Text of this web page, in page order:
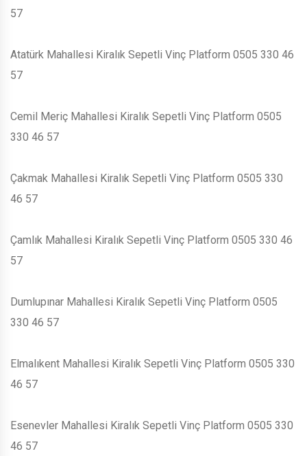
57
Atatürk Mahallesi Kiralık Sepetli Vinç Platform 0505 330 46
57
Cemil Meriç Mahallesi Kiralık Sepetli Vinç Platform 0505
330 46 57
Çakmak Mahallesi Kiralık Sepetli Vinç Platform 0505 330
46 57
Çamlık Mahallesi Kiralık Sepetli Vinç Platform 0505 330 46
57
Dumlupınar Mahallesi Kiralık Sepetli Vinç Platform 0505
330 46 57
Elmalıkent Mahallesi Kiralık Sepetli Vinç Platform 0505 330
46 57
Esenevler Mahallesi Kiralık Sepetli Vinç Platform 0505 330
46 57